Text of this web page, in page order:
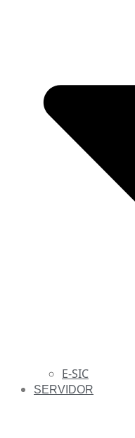
E-SIC
SERVIDOR